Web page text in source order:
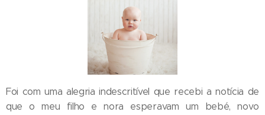
Foi com uma alegria indescritível que recebi a notícia de
que o meu filho e nora esperavam um bebé, novo